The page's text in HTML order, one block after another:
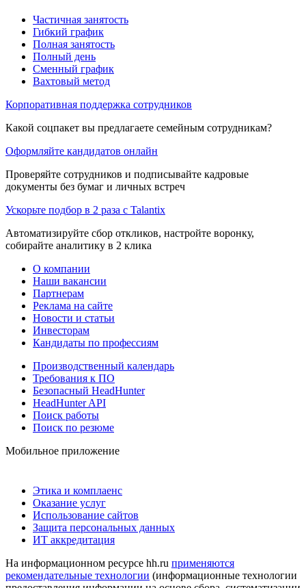
Частичная занятость
Гибкий график
Полная занятость
Полный день
Сменный график
Вахтовый метод
Корпоративная поддержка сотрудников
Какой соцпакет вы предлагаете семейным сотрудникам?
Оформляйте кандидатов онлайн
Проверяйте сотрудников и подписывайте кадровые
документы без бумаг и личных встреч
Ускорьте подбор в 2 раза с Talantix
Автоматизируйте сбор откликов, настройте воронку,
собирайте аналитику в 2 клика
О компании
Наши вакансии
Партнерам
Реклама на сайте
Новости и статьи
Инвесторам
Кандидаты по профессиям
Производственный календарь
Требования к ПО
Безопасный HeadHunter
HeadHunter API
Поиск работы
Поиск по резюме
Мобильное приложение
Этика и комплаенс
Оказание услуг
Использование сайтов
Защита персональных данных
ИТ аккредитация
На информационном ресурсе hh.ru применяются
рекомендательные технологии (информационные технологии